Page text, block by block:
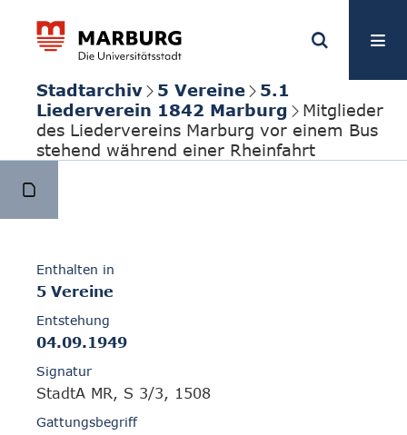
Stadtarchiv 5 Vereine
5.1
Liederverein 1842 Marburg
Mitglieder
des Liedervereins Marburg vor einem Bus
stehend während einer Rheinfahrt
Enthalten in
5 Vereine
Entstehung
04.09.1949
Signatur
StadtA MR, S 3/3, 1508
Gattungsbegriff